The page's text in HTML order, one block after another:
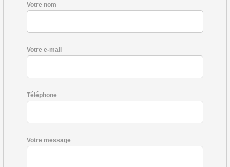
Votre nom
Votre e-mail
Téléphone
Votre message